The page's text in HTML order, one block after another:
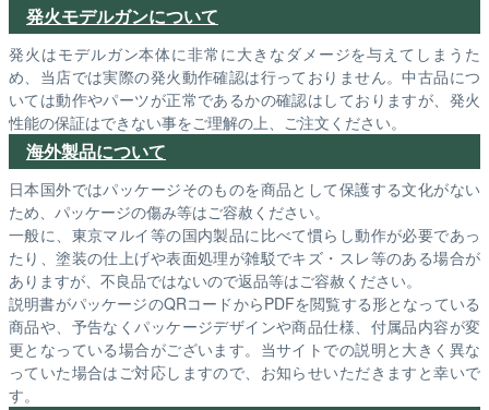
発火モデルガンについて
発火はモデルガン本体に非常に大きなダメージを与えてしまうた
め、当店では実際の発火動作確認は行っておりません。中古品につ
いては動作やパーツが正常であるかの確認はしておりますが、発火
性能の保証はできない事をご理解の上、ご注文ください。
海外製品について
日本国外ではパッケージそのものを商品として保護する文化がない
ため、パッケージの傷み等はご容赦ください。
一般に、東京マルイ等の国内製品に比べて慣らし動作が必要であっ
たり、塗装の仕上げや表面処理が雑駁でキズ・スレ等のある場合が
ありますが、不良品ではないので返品等はご容赦ください。
説明書がパッケージのQRコードからPDFを閲覧する形となっている
商品や、予告なくパッケージデザインや商品仕様、付属品内容が変
更となっている場合がございます。当サイトでの説明と大きく異な
っていた場合はご対応しますので、お知らせいただきますと幸いで
す。